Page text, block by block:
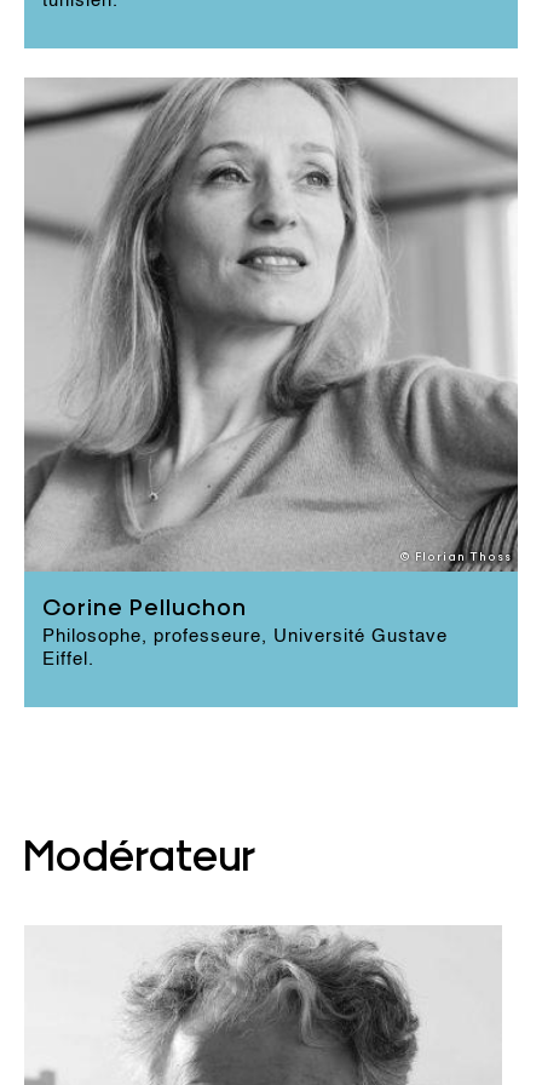
© Florian Thoss
Corine Pelluchon
Philosophe, professeure, Université Gustave
Eiffel.
Spécialiste de philosophie politique et d'éthique
appliquée (médicale, environnementale et
animale), Corine Pelluchon est professeure à
l’université Gustave Eiffel et viens de passer
deux ans en Allemagne dans plusieurs instituts,
dont l’institut Max Planck à Berlin. Elle est
l’autrice d’une quinzaine d’ouvrages dont la
plupart sont traduits dans plusieurs langues. Elle
développe une philosophie de la corporéité
centrée sur la vulnérabilité et sur notre
habitation de la Terre qui est toujours une
cohabitation avec les autres humains et autres
qu’humains. Cette philosophie de la corporéité,
d'inspiration phénoménologique, conduit à
prendre en compte l’asymétrie en politique et à
faire entrer le rapport aux animaux et la
protection de la biosphère au cœur d’un
nouveau contrat social. Dans ses ouvrages,
l’écologie et la cause animale ne sont pas
séparables de la promotion d’un nouvel
humanisme et même de nouvelles Lumières. En
2020, elle a reçu en Allemagne le prix Günther
Anders de la pensée critique pour l’ensemble de
Modérateur
Essayiste, chercheur et commissaire
d’expositions, Thierry Fabre est le fondateur
des Rencontres d’Averroès. Il est directeur du
programme Méditerranée de l’IMéRA (Institut
d’études avancées d’Aix-Marseille Université). Il